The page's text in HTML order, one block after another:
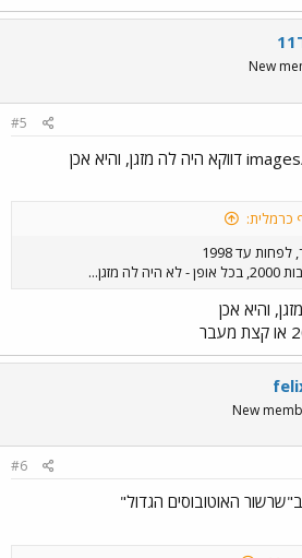
New
#5
כרמלית:
עד 1998
מזגן...
והיא אכן
New
#6
האוטובוסים הגדול"